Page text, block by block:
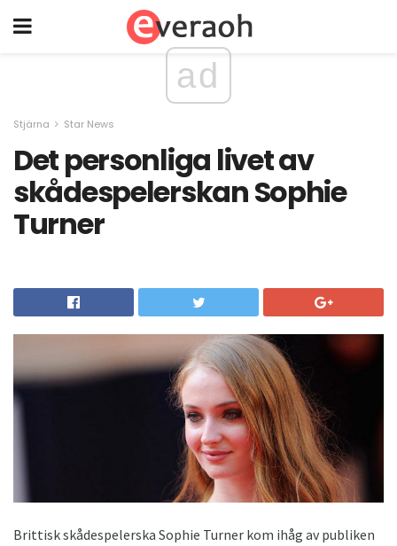
ad
Stjärna Star News
Det personliga livet av
skådespelerskan Sophie
Turner
Brittisk skådespelerska Sophie Turner kom ihåg av publiken